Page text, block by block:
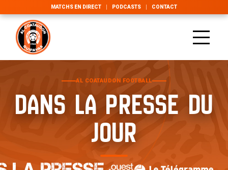
MATCHS EN DIRECT PODCASTS CONTACT
AL COATAUDON FOOTBALL
DANS LA PRESSE DU
JOUR